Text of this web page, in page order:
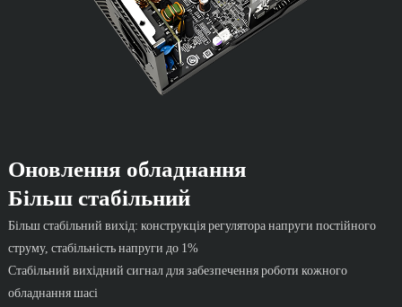
Оновлення обладнання
Більш стабільний
Більш стабільний вихід: конструкція регулятора напруги постійного
струму, стабільність напруги до 1%
Стабільний вихідний сигнал для забезпечення роботи кожного
обладнання шасі